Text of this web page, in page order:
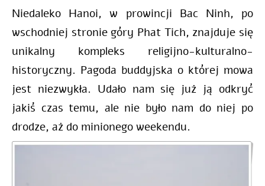
Niedaleko Hanoi, w prowincji Bac Ninh, po
wschodniej stronie góry Phat Tich, znajduje się
unikalny kompleks religijno-kulturalno-
historyczny. Pagoda buddyjska o której mowa
jest niezwykła. Udało nam się już ją odkryć
jakiś czas temu, ale nie było nam do niej po
drodze, aż do minionego weekendu.